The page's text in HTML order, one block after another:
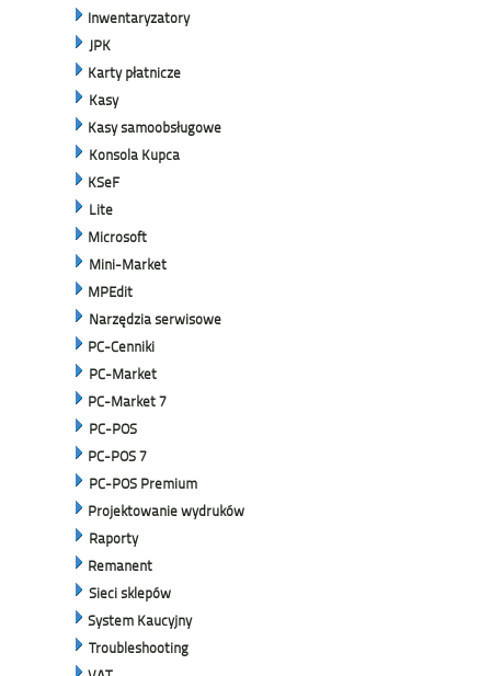
Inwentaryzatory
JPK
Karty płatnicze
Kasy
Kasy samoobsługowe
Konsola Kupca
KSeF
Lite
Microsoft
Mini-Market
MPEdit
Narzędzia serwisowe
PC-Cenniki
PC-Market
PC-Market 7
PC-POS
PC-POS 7
PC-POS Premium
Projektowanie wydruków
Raporty
Remanent
Sieci sklepów
System Kaucyjny
Troubleshooting